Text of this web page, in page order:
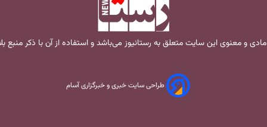
و معنوی این سایت متعلق به رستانیوز می‌باشد و استفاده از آن با ذکر منبع
طراحی سایت خبری و خبرگزاری آسام